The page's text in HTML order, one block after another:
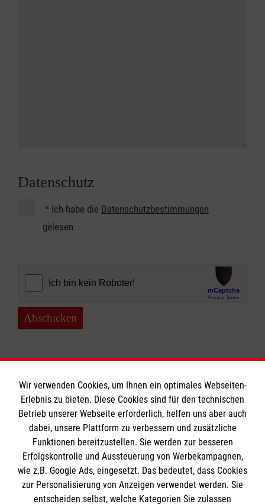
Datenschutz
* Ich habe die Datenschutzbestimmungen
gelesen.
Abschicken
Informationen
Impressum
Datenschutz
Barrierefreiheit
Die Malteser
Wir verwenden Cookies, um Ihnen ein optimales Webseiten-
Erlebnis zu bieten. Diese Cookies sind für den technischen
Betrieb unserer Webseite erforderlich, helfen uns aber auch
dabei, unsere Plattform zu verbessern und zusätzliche
Funktionen bereitzustellen. Sie werden zur besseren
Erfolgskontrolle und Aussteuerung von Werbekampagnen,
wie z.B. Google Ads, eingesetzt. Das bedeutet, dass Cookies
zur Personalisierung von Anzeigen verwendet werden. Sie
entscheiden selbst, welche Kategorien Sie zulassen